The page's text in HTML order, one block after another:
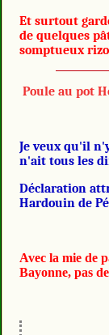
Et surtout
de quelques
somptueux
Poule au pot
Je veux qu'il
n'ait tous les
Déclaration
Hardouin de
Avec la mie de
Bayonne, pas